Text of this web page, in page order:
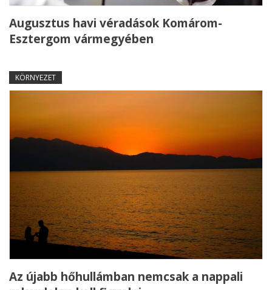
Augusztus havi véradások Komárom-
Esztergom vármegyében
KÖRNYEZET
Az újabb hőhullámban nemcsak a nappali